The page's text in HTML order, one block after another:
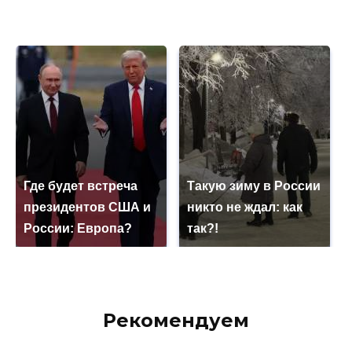
Где будет встреча
президентов США и
России: Европа?
Такую зиму в России
никто не ждал: как
так?!
Рекомендуем